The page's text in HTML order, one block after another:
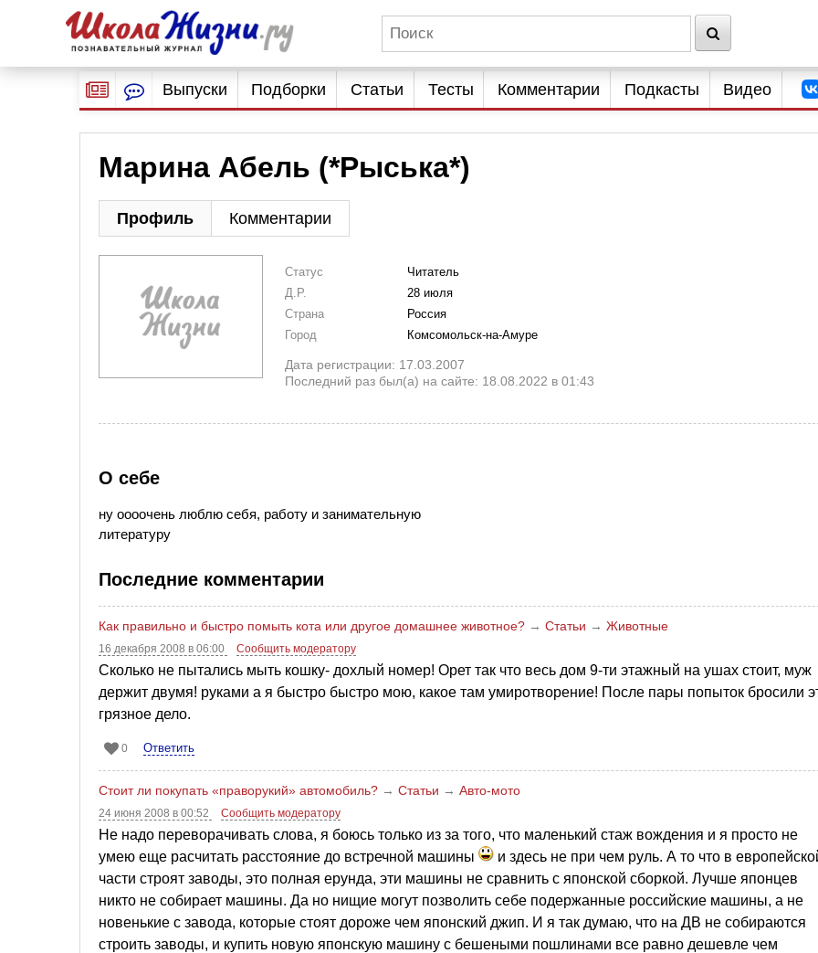
Выпуски Подборки Статьи Тесты Комментарии Подкасты Видео
Марина Абель (*Рыська*)
Профиль Комментарии
Статус
Читатель
Д.Р.
28 июля
Страна
Россия
Город
Комсомольск-на-Амуре
Дата регистрации: 17.03.2007
Последний раз был(а) на сайте: 18.08.2022 в 01:43
О себе
ну оооочень люблю себя, работу и занимательную
литературу
Последние комментарии
Как правильно и быстро помыть кота или другое домашнее животное? → Статьи → Животные
16 декабря 2008 в 06:00 Сообщить модератору
Сколько не пытались мыть кошку- дохлый номер! Орет так что весь дом 9-ти этажный на ушах стоит, муж
держит двумя! руками а я быстро быстро мою, какое там умиротворение! После пары попыток бросили
грязное дело.
0 Ответить
Стоит ли покупать «праворукий» автомобиль? → Статьи → Авто-мото
24 июня 2008 в 00:52 Сообщить модератору
Не надо переворачивать слова, я боюсь только из за того, что маленький стаж вождения и я просто не
умею еще расчитать расстояние до встречной машины
и здесь не при чем руль. А то что в
части строят заводы, это полная ерунда, эти машины не сравнить с японской сборкой. Лучше японцев
никто не собирает машины. Да но нищие могут позволить себе подержанные российские машины, а не
новенькие с завода, которые стоят дороже чем японский джип. И я так думаю, что на ДВ не собираются
строить заводы, и купить новую японскую машину с бешеными пошлинами все равно дешевле чем